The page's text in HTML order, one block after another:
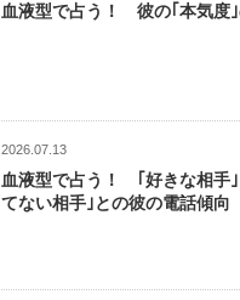
血液型で占う！ 彼の｢本気度
2026.07.13
血液型で占う！ ｢好きな相手
てない相手｣との彼の電話傾向